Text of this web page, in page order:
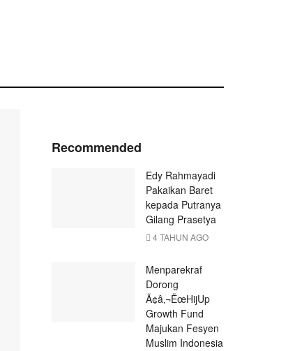
Recommended
Edy Rahmayadi
Pakaikan Baret
kepada Putranya
Gilang Prasetya
4 TAHUN AGO
Menparekraf
Dorong
Ã¢â‚¬ËœHijUp
Growth Fund
Majukan Fesyen
Muslim Indonesia